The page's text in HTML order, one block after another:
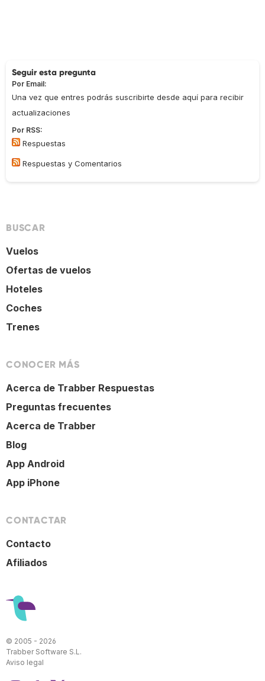
Seguir esta pregunta
Por Email:
Una vez que entres podrás suscribirte desde aquí para recibir
actualizaciones
Por RSS:
Respuestas
Respuestas y Comentarios
BUSCAR
Vuelos
Ofertas de vuelos
Hoteles
Coches
Trenes
CONOCER MÁS
Acerca de Trabber Respuestas
Preguntas frecuentes
Acerca de Trabber
Blog
App Android
App iPhone
CONTACTAR
Contacto
Afiliados
© 2005 - 2026
Trabber Software S.L.
Aviso legal